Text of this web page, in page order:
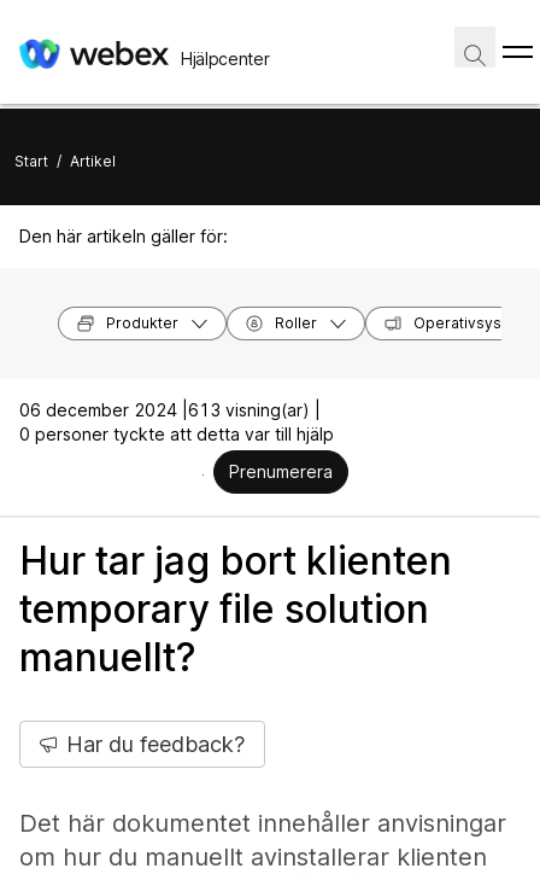
Hjälpcenter
Start / Artikel
Den här artikeln gäller för:
Produkter Roller Operativsystem
06 december 2024 | 613 visning(ar) |
0 personer tyckte att detta var till hjälp
Prenumerera
Hur tar jag bort klienten
temporary file solution
manuellt?
Har du feedback?
Det här dokumentet innehåller anvisningar
om hur du manuellt avinstallerar klienten